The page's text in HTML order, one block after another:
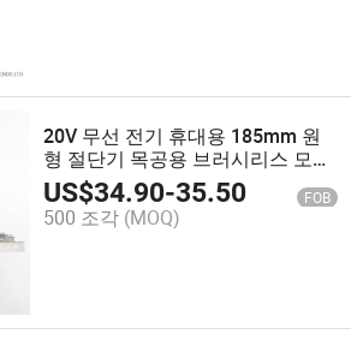
20V 무선 전기 휴대용 185mm 원
형 절단기 목공용 브러시리스 모터
장착
US$34.90-35.50 FOB
500 조각 (MOQ)